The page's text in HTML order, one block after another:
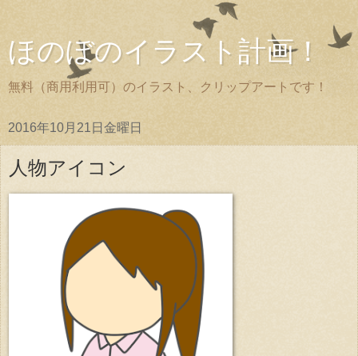
ほのぼのイラスト計画！
無料（商用利用可）のイラスト、クリップアートです！
2016年10月21日金曜日
人物アイコン